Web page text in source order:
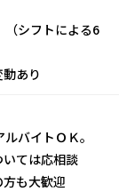
シフトによる6
動あり
バイトＯＫ。
いては応相談
方も大歓迎